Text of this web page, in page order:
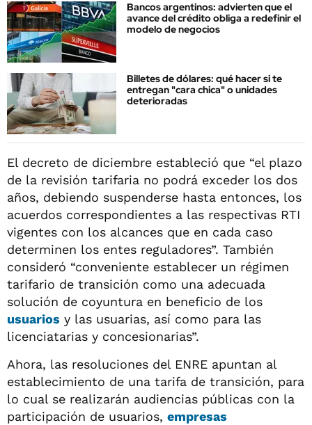
Bancos argentinos: advierten que el
avance del crédito obliga a redefinir el
modelo de negocios
Billetes de dólares: qué hacer si te
entregan "cara chica" o unidades
deterioradas
El decreto de diciembre estableció que “el plazo
de la revisión tarifaria no podrá exceder los dos
años, debiendo suspenderse hasta entonces, los
acuerdos correspondientes a las respectivas RTI
vigentes con los alcances que en cada caso
determinen los entes reguladores”. También
consideró “conveniente establecer un régimen
tarifario de transición como una adecuada
solución de coyuntura en beneficio de los
usuarios y las usuarias, así como para las
licenciatarias y concesionarias”.
Ahora, las resoluciones del ENRE apuntan al
establecimiento de una tarifa de transición, para
lo cual se realizarán audiencias públicas con la
participación de usuarios, empresas